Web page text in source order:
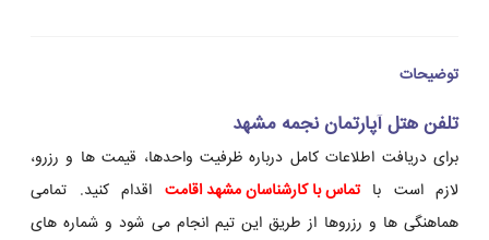
توضیحات
تلفن هتل آپارتمان نجمه مشهد
برای دریافت اطلاعات کامل درباره ظرفیت واحدها، قیمت ها و رزرو،
لازم است باتماس با کارشناسان مشهد اقامت اقدام کنید. تمامی
هماهنگی ها و رزروها از طریق این تیم انجام می شود و شماره های